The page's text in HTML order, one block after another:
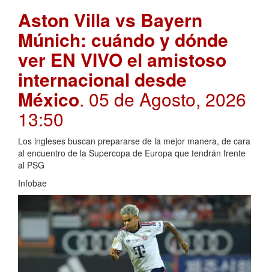
Aston Villa vs Bayern
Múnich: cuándo y dónde
ver EN VIVO el amistoso
internacional desde
México. 05 de Agosto, 2026
13:50
Los ingleses buscan prepararse de la mejor manera, de cara
al encuentro de la Supercopa de Europa que tendrán frente
al PSG
Infobae